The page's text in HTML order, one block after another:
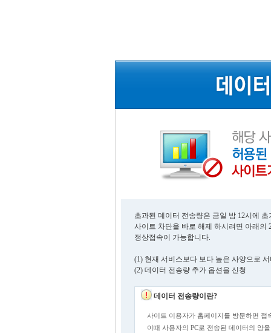
초과된 데이터 전송량은 금일 밤 12시에
사이트 차단을 바로 해제 하시려면 아래의
정상접속이 가능합니다.
(1) 현재 서비스보다 보다 높은 사양으로
(2) 데이터 전송량 추가 옵션을 신청
데이터 전송량이란?
사이트 이용자가 홈페이지를 방문하면 접
이때 사용자의 PC로 전송된 데이터의 양